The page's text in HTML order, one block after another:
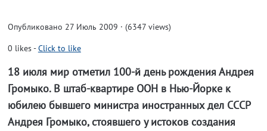
Опубликовано 27 Июль 2009 · (6347 views)
0 likes-Click to like
18 июля мир отметил 100-й день рождения Андрея
Громыко. В штаб-квартире ООН в Нью-Йорке к
юбилею бывшего министра иностранных дел СССР
Андрея Громыко, стоявшего у истоков создания